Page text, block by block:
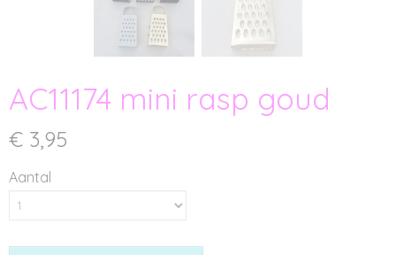
AC11174 mini rasp goud
€ 3,95
Aantal